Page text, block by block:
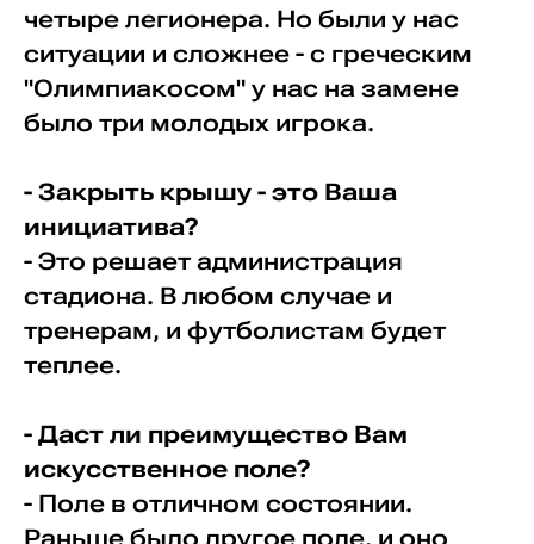
четыре легионера. Но были у нас
ситуации и сложнее - с греческим
"Олимпиакосом" у нас на замене
было три молодых игрока.
- Закрыть крышу - это Ваша
инициатива?
- Это решает администрация
стадиона. В любом случае и
тренерам, и футболистам будет
теплее.
- Даст ли преимущество Вам
искусственное поле?
- Поле в отличном состоянии.
Раньше было другое поле, и оно